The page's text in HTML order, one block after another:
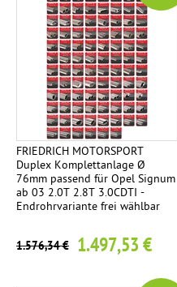
FRIEDRICH MOTORSPORT
Duplex Komplettanlage Ø
76mm passend für Opel Signum
ab 03 2.0T 2.8T 3.0CDTI -
Endrohrvariante frei wählbar
1.576,34 € 1.497,53 €